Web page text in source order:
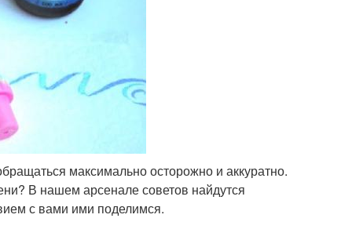
максимально осторожно и аккуратно.
В нашем арсенале советов найдутся
с вами ими поделимся.